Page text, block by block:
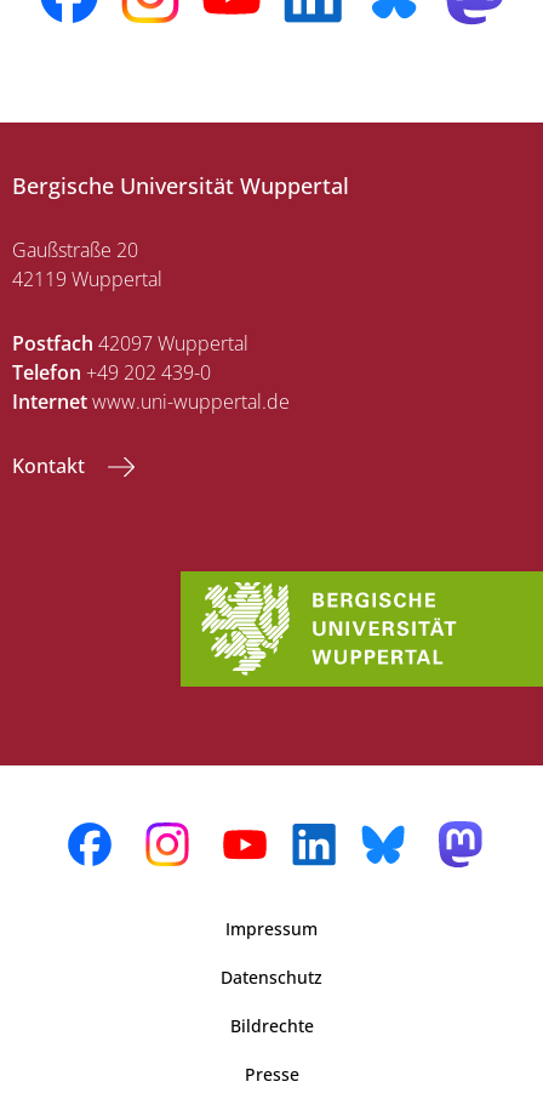
Bergische Universität Wuppertal
Gaußstraße 20
42119 Wuppertal
Postfach 42097 Wuppertal
Telefon +49 202 439-0
Internetwww.uni-wuppertal.de
Kontakt
Impressum
Datenschutz
Bildrechte
Presse